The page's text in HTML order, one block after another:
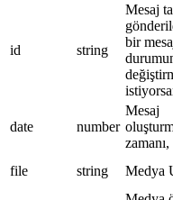
id string
Mesaj
bir
date number
Mesaj
zamanı,
file string Medya